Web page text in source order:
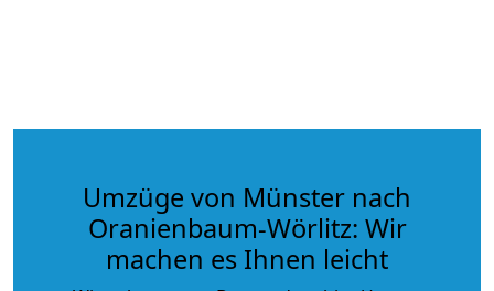
Umzüge von Münster nach
Oranienbaum-Wörlitz: Wir
machen es Ihnen leicht